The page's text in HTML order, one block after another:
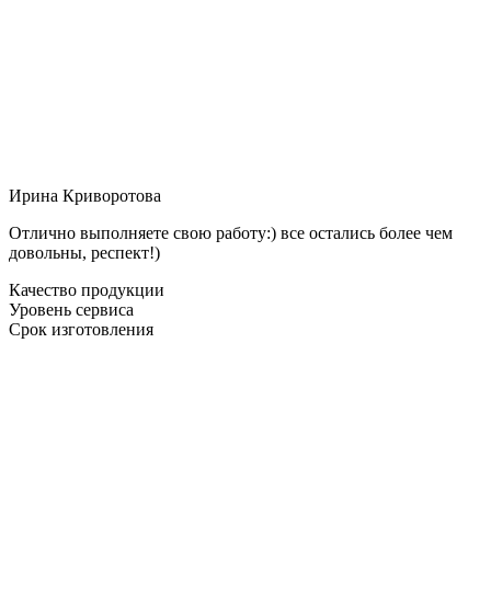
Ирина Криворотова
Отлично выполняете свою работу:) все остались более чем
довольны, респект!)
Качество продукции
Уровень сервиса
Срок изготовления